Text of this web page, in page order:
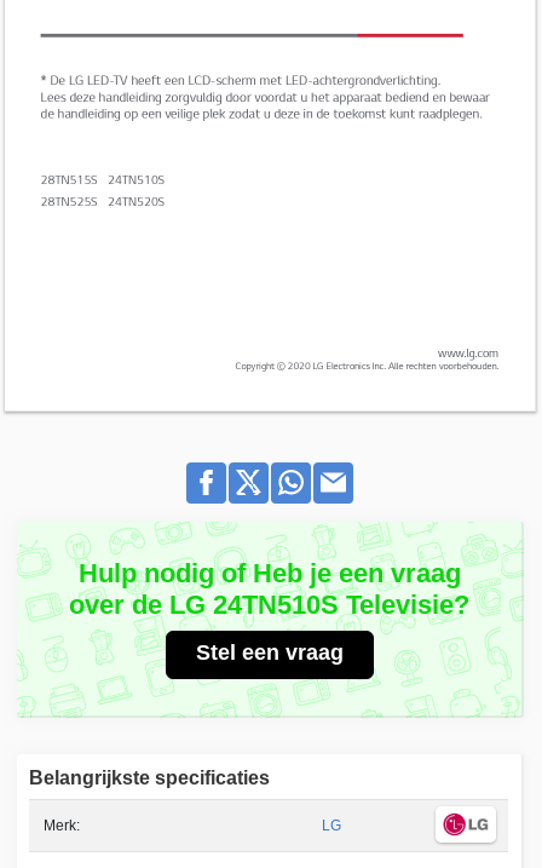
Hulp nodig of Heb je een vraag
over de LG 24TN510S Televisie?
Stel een vraag
Belangrijkste specificaties
Merk: LG